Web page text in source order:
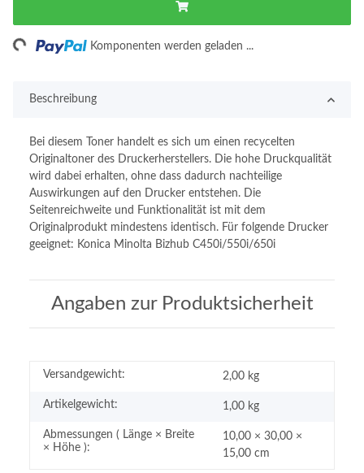
Komponenten werden geladen ...
Beschreibung
Bei diesem Toner handelt es sich um einen recycelten
Originaltoner des Druckerherstellers. Die hohe Druckqualität
wird dabei erhalten, ohne dass dadurch nachteilige
Auswirkungen auf den Drucker entstehen. Die
Seitenreichweite und Funktionalität ist mit dem
Originalprodukt mindestens identisch. Für folgende Drucker
geeignet: Konica Minolta Bizhub C450i/550i/650i
Angaben zur Produktsicherheit
Versandgewicht: 2,00 kg
Artikelgewicht: 1,00 kg
Abmessungen ( Länge × Breite
× Höhe ):
10,00 × 30,00 ×
15,00 cm